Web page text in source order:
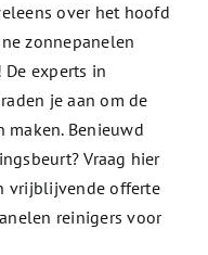
over het hoofd
zonnepanelen
experts in
raden je aan om de
Benieuwd
Vraag hier
vrijblijvende offerte
reinigers voor